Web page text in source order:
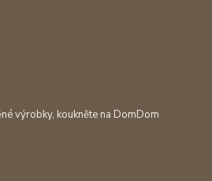
výrobky, koukněte na DomDom